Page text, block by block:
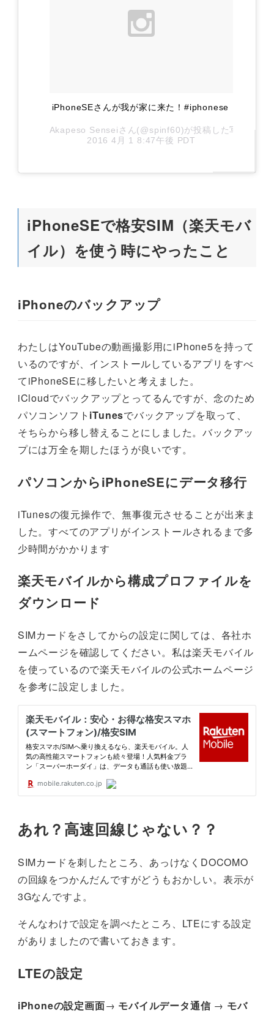
iPhoneSEさんが我が家に来た！#iphonese
Akapeso Senseiさん(@spinf60)が投稿した写真 –
2016 4月 1 8:47午後 PDT
iPhoneSEで格安SIM（楽天モバ
イル）を使う時にやったこと
iPhoneのバックアップ
わたしはYouTubeの動画撮影用にiPhone5を持って
いるのですが、インストールしているアプリをすべ
てiPhoneSEに移したいと考えました。
iCloudでバックアップとってるんですが、念のため
パソコンソフト iTunesでバックアップを取って、
そちらから移し替えることにしました。バックアッ
プには万全を期したほうが良いです。
パソコンからiPhoneSEにデータ移行
iTunesの復元操作で、無事復元させることが出来ま
した。すべてのアプリがインストールされるまで多
少時間がかかります
楽天モバイルから構成プロファイルを
ダウンロード
SIMカードをさしてからの設定に関しては、各社ホ
ームページを確認してください。私は楽天モバイル
を使っているので楽天モバイルの公式ホームページ
を参考に設定しました。
あれ？高速回線じゃない？？
SIMカードを刺したところ、あっけなくDOCOMO
の回線をつかんだんですがどうもおかしい。表示が
3Gなんですよ。
そんなわけで設定を調べたところ、LTEにする設定
がありましたので書いておきます。
LTEの設定
iPhoneの設定画面→ モバイルデータ通信→ モバ